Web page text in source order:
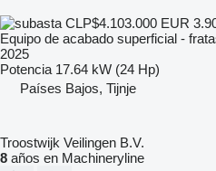
CLP$4.103.000 EUR
Equipo de acabado superficial -
2025
Potencia 17.64 kW (24 Hp)
Países Bajos, Tijnje
Troostwijk Veilingen B.V.
8 años en Machineryline